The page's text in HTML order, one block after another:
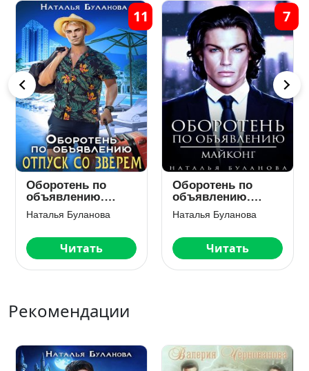
11
Оборотень по
объявлению.
Майконг
Наталья Буланова
Читать
Оборотень по
объявлению. Моя
строптивая пара
Наталья Буланова
Читать
Рекомендации